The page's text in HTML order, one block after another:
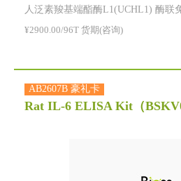
人泛素羧基端酯酶L1(UCHL1) 酶联
¥2900.00/96T 货期(咨询)
AB2607B 豪礼卡
Rat IL-6 ELISA Kit （